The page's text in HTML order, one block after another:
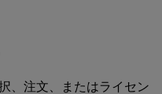
、注文、またはライセン